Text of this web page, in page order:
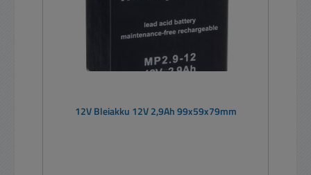
12V Bleiakku 12V 2,9Ah 99x59x79mm